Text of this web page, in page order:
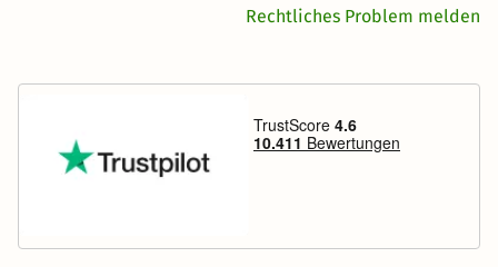
Rechtliches Problem melden